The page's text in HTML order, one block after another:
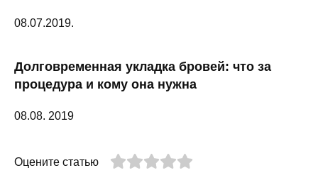
08.07.2019.
Долговременная укладка бровей: что за
процедура и кому она нужна
08.08. 2019
Оцените статью